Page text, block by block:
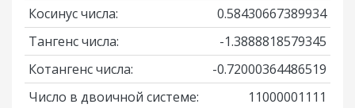
Косинус числа:
0.58430667389934
Тангенс числа:
-1.3888818579345
Котангенс числа:
-0.72000364486519
Число в двоичной системе:
11000001111